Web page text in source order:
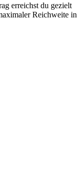
erreichst du gezielt
Reichweite in